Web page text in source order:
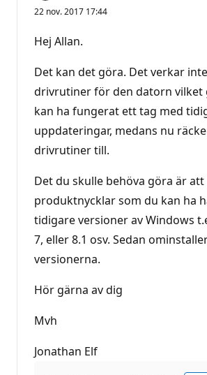
22 nov. 2017 17:44
Hej Allan.
Det kan det göra. Det verkar
drivrutiner för den datorn vilket
kan ha fungerat ett tag med
uppdateringar, medans nu
drivrutiner till.
Det du skulle behöva göra är
produktnycklar som du kan ha
tidigare versioner av Windows
7, eller 8.1 osv. Sedan
versionerna.
Hör gärna av dig
Mvh
Jonathan Elf